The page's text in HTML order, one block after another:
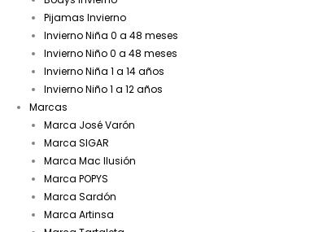
Pijamas Invierno
Invierno Niña 0 a 48 meses
Invierno Niño 0 a 48 meses
Invierno Niña 1 a 14 años
Invierno Niño 1 a 12 años
Marcas
Marca José Varón
Marca SIGAR
Marca Mac Ilusión
Marca POPYS
Marca Sardón
Marca Artinsa